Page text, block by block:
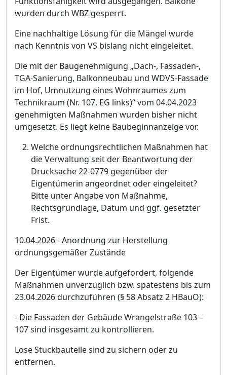
wurden durch WBZ gesperrt.
Eine nachhaltige Lösung für die Mängel wurde
nach Kenntnis von VS bislang nicht eingeleitet.
Die mit der Baugenehmigung „Dach-, Fassaden-,
TGA-Sanierung, Balkonneubau und WDVS-Fassade
im Hof, Umnutzung eines Wohnraumes zum
Technikraum (Nr. 107, EG links)“vom 04.04.2023
genehmigten Maßnahmen wurden bisher nicht
umgesetzt. Es liegt keine Baubeginnanzeige vor.
Welche ordnungsrechtlichen Maßnahmen hat
die Verwaltung seit der Beantwortung der
Drucksache 22-0779 gegenüber der
Eigentümerin angeordnet oder eingeleitet?
Bitte unter Angabe von Maßnahme,
Rechtsgrundlage, Datum und ggf. gesetzter
Frist.
10.04.2026 - Anordnung zur Herstellung
ordnungsgemäßer Zustände
Der Eigentümer wurde aufgefordert, folgende
Maßnahmen unverzüglich bzw. spätestens bis zum
23.04.2026 durchzuführen (§ 58 Absatz 2 HBauO):
- Die Fassaden der Gebäude Wrangelstraße 103–
107 sind insgesamt zu kontrollieren.
Lose Stuckbauteile sind zu sichern oder zu
entfernen.